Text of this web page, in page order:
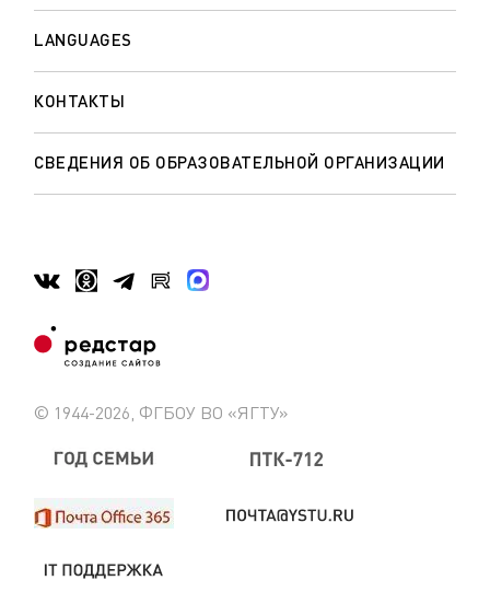
LANGUAGES
КОНТАКТЫ
СВЕДЕНИЯ ОБ ОБРАЗОВАТЕЛЬНОЙ ОРГАНИЗАЦИИ
© 1944-2026, ФГБОУ ВО «ЯГТУ»